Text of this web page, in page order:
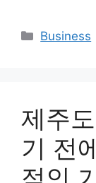
Categories
Business
제주
기 전